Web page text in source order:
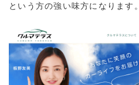
という方の強い味方になります。